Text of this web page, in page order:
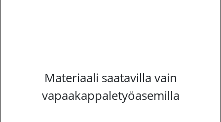
Materiaali saatavilla vain
vapaakappaletyöasemilla